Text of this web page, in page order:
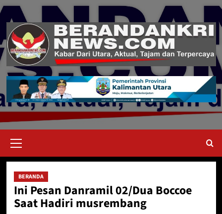
Skip
content
Menu
BERANDA
Ini Pesan Danramil 02/Dua Boccoe
Saat Hadiri musrembang